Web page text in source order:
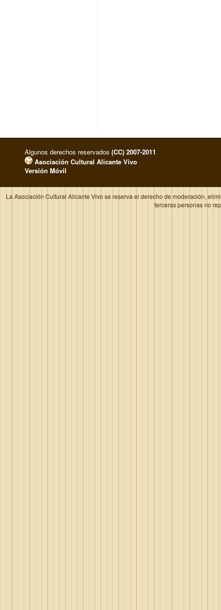
Algunos derechos reservados (CC) 2007-2011
Asociación Cultural Alicante Vivo
Versión Móvil
La Asociación Cultural Alicante Vivo se reserva el derecho de moderación,
terceras personas no